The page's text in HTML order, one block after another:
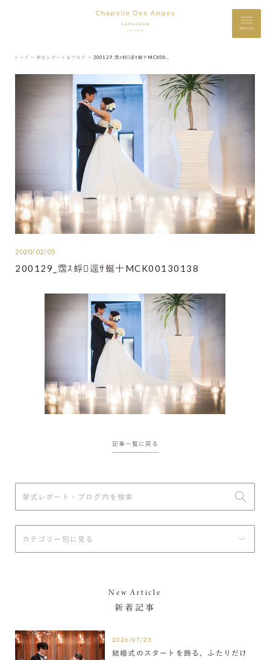
MENU
トップ ＞ 挙式レポート＆ブログ ＞
2020/02/05
200129_霑ｽ蜉逕ｻ蜒十MCK00130138
記事一覧に戻る
New Article
新着記事
2026/07/23
結婚式のスタートを飾る、ふたりだけ